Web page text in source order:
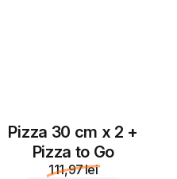
Pizza 30 cm x 2 +
Pizza to Go
111,97 lei